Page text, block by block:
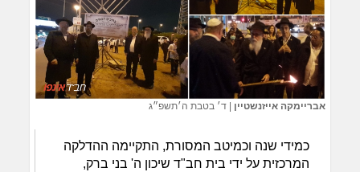
אבריימקה אייזנשטיין |ד׳ בטבת ה׳תשפ״ג
כמידי שנה וכמיטב המסורת, התקיימה ההדלקה
המרכזית על ידי בית חב"ד שיכון ה' בני ברק,